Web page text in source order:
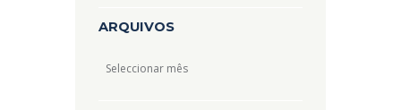
ARQUIVOS
Arquivos